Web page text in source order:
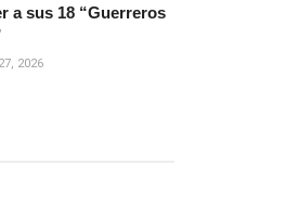
a sus 18 “Guerreros
2026